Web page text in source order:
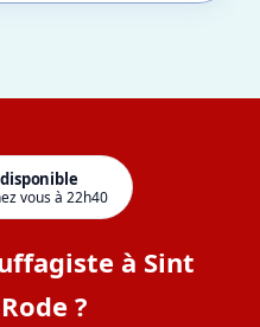
vous à 22h40
à Sint
?